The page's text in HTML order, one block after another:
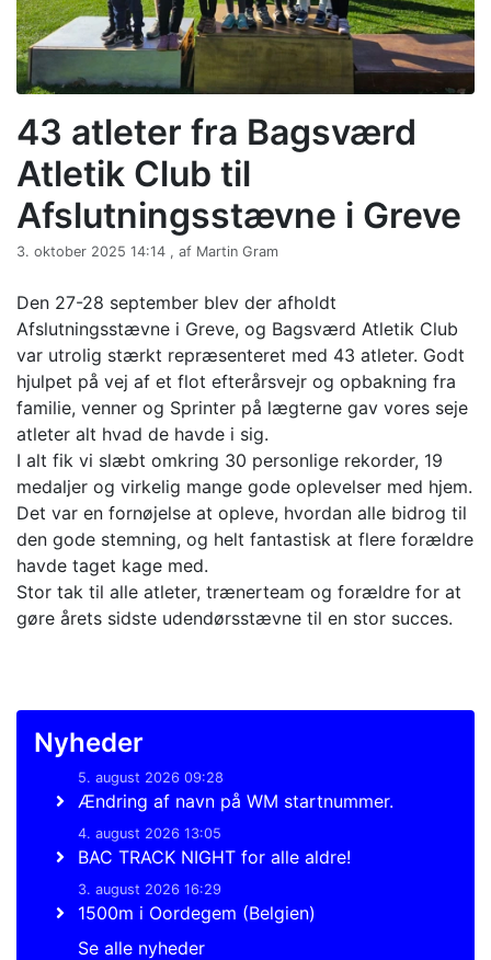
43 atleter fra Bagsværd
Atletik Club til
Afslutningsstævne i Greve
3. oktober 2025 14:14 , af Martin Gram
Den 27-28 september blev der afholdt
Afslutningsstævne i Greve, og Bagsværd Atletik Club
var utrolig stærkt repræsenteret med 43 atleter. Godt
hjulpet på vej af et flot efterårsvejr og opbakning fra
familie, venner og Sprinter på lægterne gav vores seje
atleter alt hvad de havde i sig.
I alt fik vi slæbt omkring 30 personlige rekorder, 19
medaljer og virkelig mange gode oplevelser med hjem.
Det var en fornøjelse at opleve, hvordan alle bidrog til
den gode stemning, og helt fantastisk at flere forældre
havde taget kage med.
Stor tak til alle atleter, trænerteam og forældre for at
gøre årets sidste udendørsstævne til en stor succes.
Nyheder
5. august 2026 09:28
Ændring af navn på WM startnummer.
4. august 2026 13:05
BAC TRACK NIGHT for alle aldre!
3. august 2026 16:29
1500m i Oordegem (Belgien)
Se alle nyheder